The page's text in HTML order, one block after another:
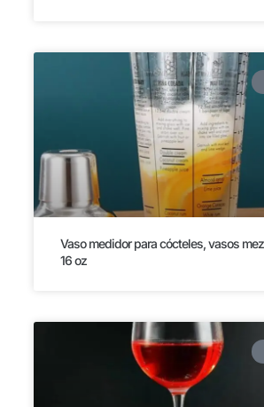
Vaso medidor para cócteles, vasos
16 oz